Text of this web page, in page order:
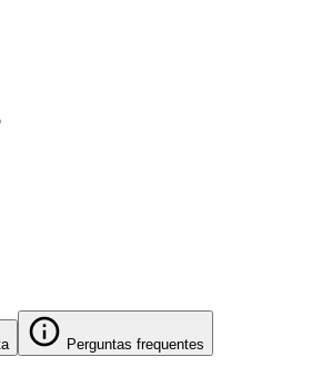
Perguntas frequentes